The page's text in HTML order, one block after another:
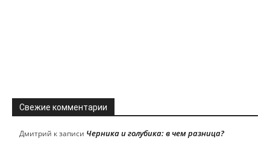
Свежие комментарии
Дмитрий к записи Черника и голубика: в чем разница?